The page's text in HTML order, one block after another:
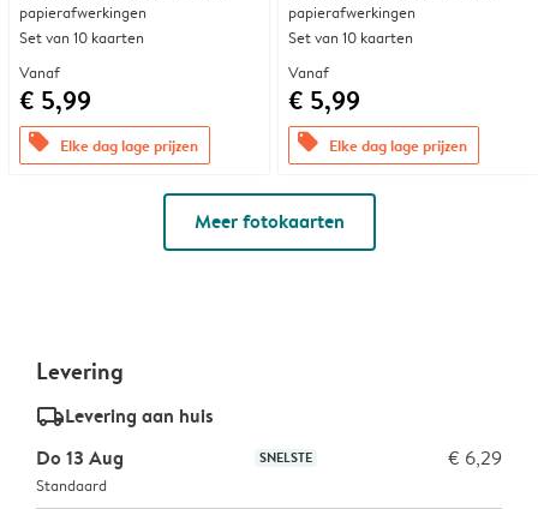
papierafwerkingen
Set van 10 kaarten
Vanaf
€ 5,99
offers Elke dag lage prijzen
papierafwerkingen
Set van 10 kaarten
Vanaf
€ 5,99
offers Elke dag lage prijzen
Meer fotokaarten
Levering
delivery_standard_v2Levering aan huis
Do 13 Aug
SNELSTE € 6,29
Standaard